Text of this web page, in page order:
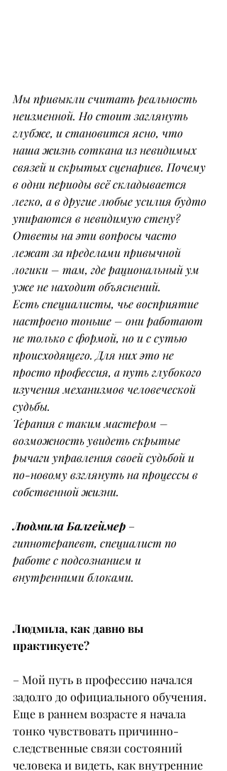
Мы привыкли считать реальность
неизменной. Но стоит заглянуть
глубже, и становится ясно, что
наша жизнь соткана из невидимых
связей и скрытых сценариев. Почему
в одни периоды всё складывается
легко, а в другие любые усилия будто
упираются в невидимую стену?
Ответы на эти вопросы часто
лежат за пределами привычной
логики – там, где рациональный ум
уже не находит объяснений.
Есть специалисты, чье восприятие
настроено тоньше – они работают
не только с формой, но и с сутью
происходящего. Для них это не
просто профессия, а путь глубокого
изучения механизмов человеческой
судьбы.
Терапия с таким мастером –
возможность увидеть скрытые
рычаги управления своей судьбой и
по-новому взглянуть на процессы в
собственной жизни.
Людмила Балгеймер –
гипнотерапевт, специалист по
работе с подсознанием и
внутренними блоками.
Людмила, как давно вы
практикуете?
– Мой путь в профессию начался
задолго до официального обучения.
Еще в раннем возрасте я начала
тонко чувствовать причинно-
следственные связи состояний
человека и видеть, как внутренние